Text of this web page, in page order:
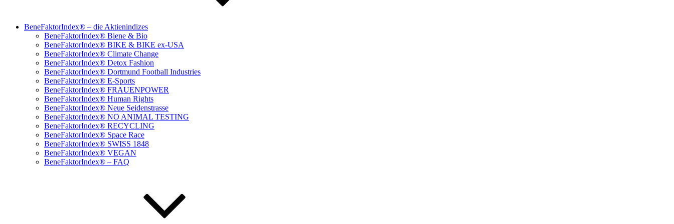
BeneFaktorIndex® – die Aktienindizes
BeneFaktorIndex® Biene & Bio
BeneFaktorIndex® BIKE & BIKE ex-USA
BeneFaktorIndex® Climate Change
BeneFaktorIndex® Detox Fashion
BeneFaktorIndex® Dortmund Football Industries
BeneFaktorIndex® E-Sports
BeneFaktorIndex® FRAUENPOWER
BeneFaktorIndex® Human Rights
BeneFaktorIndex® Neue Seidenstrasse
BeneFaktorIndex® NO ANIMAL TESTING
BeneFaktorIndex® RECYCLING
BeneFaktorIndex® Space Race
BeneFaktorIndex® SWISS 1848
BeneFaktorIndex® VEGAN
BeneFaktorIndex® – FAQ